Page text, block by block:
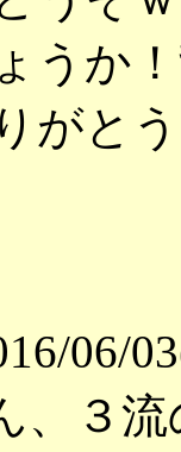
うか
がと
06/
、３